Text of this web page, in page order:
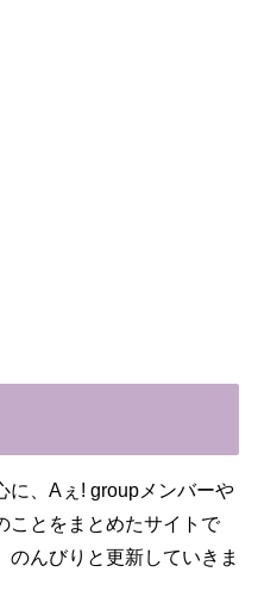
に、Aぇ! groupメンバーや
ことをまとめたサイトで
んびりと更新していきま